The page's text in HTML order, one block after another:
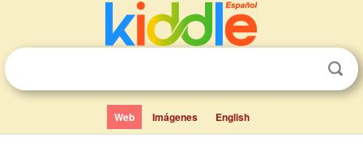
Web Imágenes English